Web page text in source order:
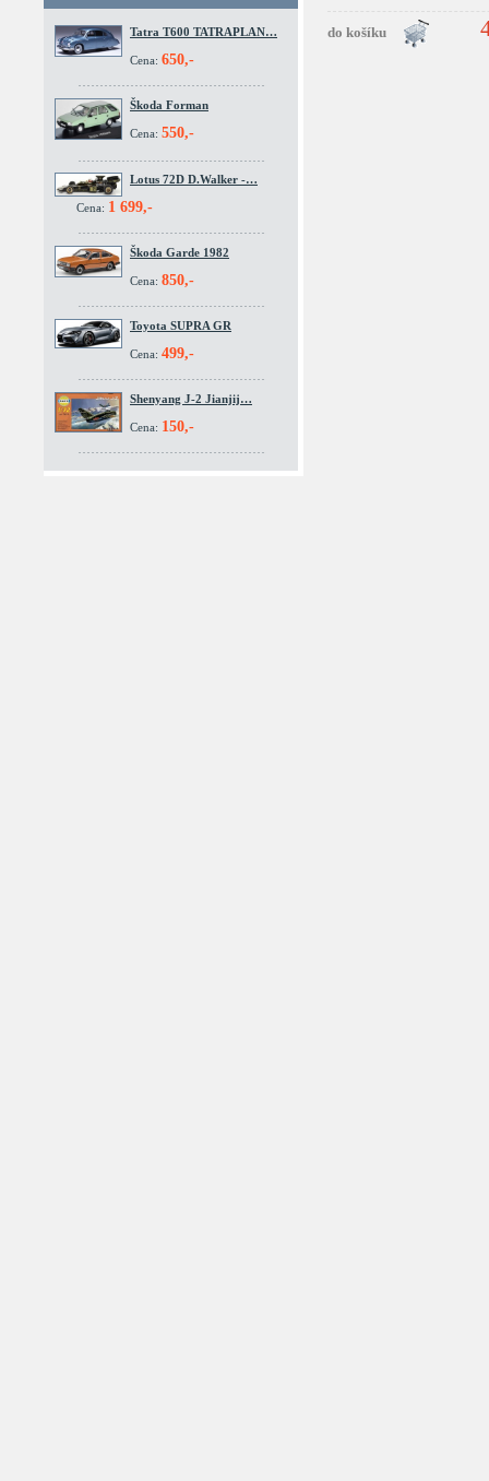
Tatra T600 TATRAPLAN…
Cena: 650,-
Škoda Forman
Cena: 550,-
Lotus 72D D.Walker -…
Cena: 1 699,-
Škoda Garde 1982
Cena: 850,-
Toyota SUPRA GR
Cena: 499,-
Shenyang J-2 Jianjij…
Cena: 150,-